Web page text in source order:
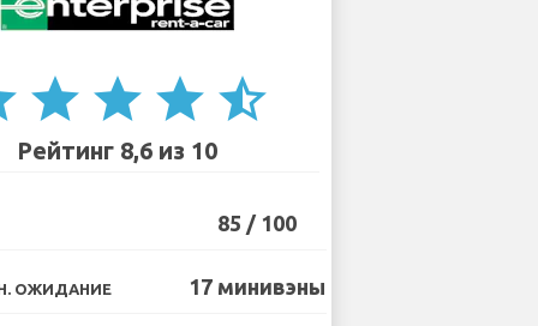
star star star star_half
Рейтинг 8,6 из 10
85 / 100
ОЖИДАНИЕ 17 минивэны